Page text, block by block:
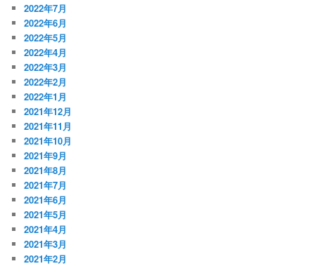
2022年7月
2022年6月
2022年5月
2022年4月
2022年3月
2022年2月
2022年1月
2021年12月
2021年11月
2021年10月
2021年9月
2021年8月
2021年7月
2021年6月
2021年5月
2021年4月
2021年3月
2021年2月